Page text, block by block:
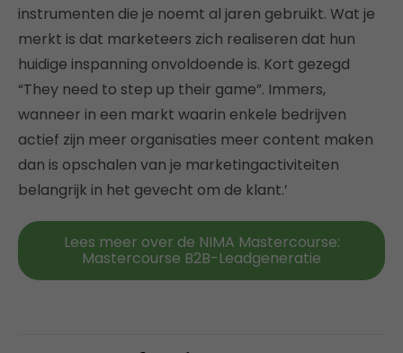
instrumenten die je noemt al jaren gebruikt. Wat je
merkt is dat marketeers zich realiseren dat hun
huidige inspanning onvoldoende is. Kort gezegd
“They need to step up their game”. Immers,
wanneer in een markt waarin enkele bedrijven
actief zijn meer organisaties meer content maken
dan is opschalen van je marketingactiviteiten
belangrijk in het gevecht om de klant.’
Lees meer over de NIMA Mastercourse:
Mastercourse B2B-Leadgeneratie